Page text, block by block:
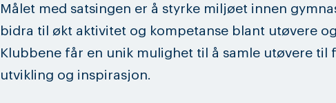
Målet med satsingen er å styrke miljøet innen
bidra til økt aktivitet og kompetanse blant utøvere
Klubbene får en unik mulighet til å samle utøvere til
utvikling og inspirasjon.